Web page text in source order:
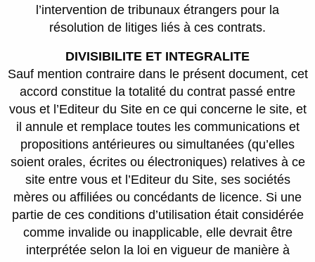
l’intervention de tribunaux étrangers pour la
résolution de litiges liés à ces contrats.
DIVISIBILITE ET INTEGRALITE
Sauf mention contraire dans le présent document, cet
accord constitue la totalité du contrat passé entre
vous et l’Editeur du Site en ce qui concerne le site, et
il annule et remplace toutes les communications et
propositions antérieures ou simultanées (qu’elles
soient orales, écrites ou électroniques) relatives à ce
site entre vous et l’Editeur du Site, ses sociétés
mères ou affiliées ou concédants de licence. Si une
partie de ces conditions d’utilisation était considérée
comme invalide ou inapplicable, elle devrait être
interprétée selon la loi en vigueur de manière à